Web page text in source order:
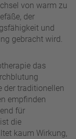
von warm zu
der
und
gebracht wird.
das
der traditionellen
empfinden
für
die
kaum Wirkung,